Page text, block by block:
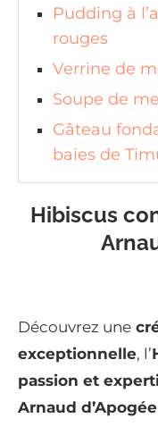
Pudding à
rouges
Verrine de
Soupe de
Gâteau
baies de
Hibiscus
Découvrez une
exceptionnelle, l’
passion et
Arnaud